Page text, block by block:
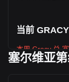
当前
本周 Gracy 兑
塞尔维亚